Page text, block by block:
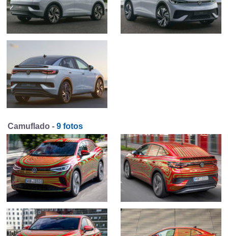
Camuflado - 9 fotos